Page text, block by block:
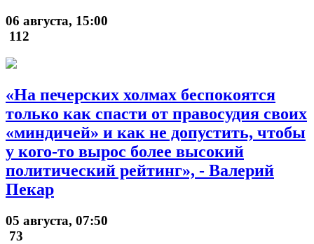
06 августа, 15:00
112
«На печерских холмах беспокоятся
только как спасти от правосудия своих
«миндичей» и как не допустить, чтобы
у кого-то вырос более высокий
политический рейтинг», - Валерий
Пекар
05 августа, 07:50
73